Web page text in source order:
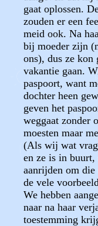
gaat oplossen.
zouden er een
meid ook. Na
bij moeder zijn
ons), dus ze kon
vakantie gaan.
paspoort, want
dochter heen
geven het
weggaat zonder
moesten maar
(Als wij wat
en ze is in buurt,
aanrijden om die
de vele
We hebben
naar na haar
toestemming